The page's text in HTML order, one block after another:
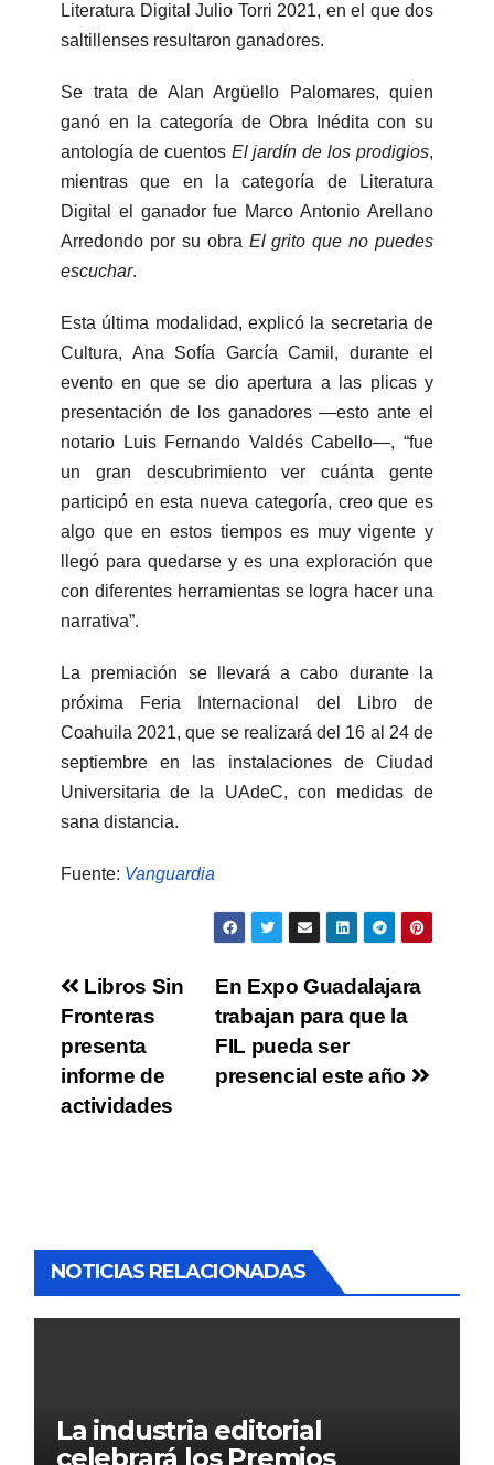
Literatura Digital Julio Torri 2021, en el que dos
saltillenses resultaron ganadores.
Se trata de Alan Argüello Palomares, quien
ganó en la categoría de Obra Inédita con su
antología de cuentos El jardín de los prodigios,
mientras que en la categoría de Literatura
Digital el ganador fue Marco Antonio Arellano
Arredondo por su obra El grito que no puedes
escuchar.
Esta última modalidad, explicó la secretaria de
Cultura, Ana Sofía García Camil, durante el
evento en que se dio apertura a las plicas y
presentación de los ganadores —esto ante el
notario Luis Fernando Valdés Cabello—, “fue
un gran descubrimiento ver cuánta gente
participó en esta nueva categoría, creo que es
algo que en estos tiempos es muy vigente y
llegó para quedarse y es una exploración que
con diferentes herramientas se logra hacer una
narrativa”.
La premiación se llevará a cabo durante la
próxima Feria Internacional del Libro de
Coahuila 2021, que se realizará del 16 al 24 de
septiembre en las instalaciones de Ciudad
Universitaria de la UAdeC, con medidas de
sana distancia.
Fuente: Vanguardia
En Expo Guadalajara
trabajan para que la
FIL pueda ser
presencial este año
Libros Sin
Fronteras
presenta
informe de
actividades
NOTICIAS RELACIONADAS
La industria editorial
celebrará los Premios